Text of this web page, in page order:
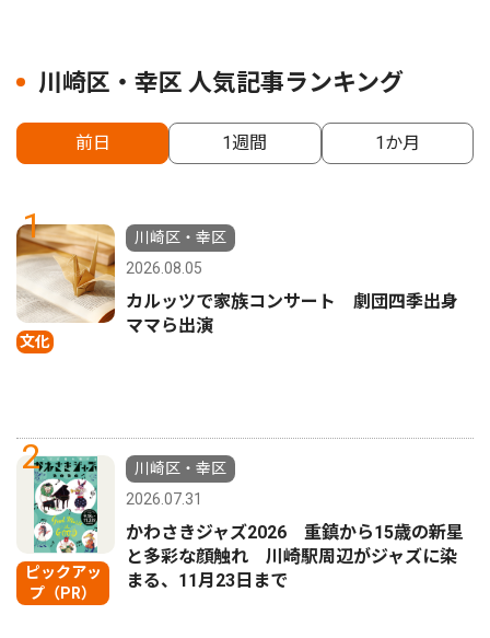
川崎区・幸区 人気記事ランキング
前日 1週間 1か月
1
文化
川崎区・幸区
2026.08.05
カルッツで家族コンサート 劇団四季出身
ママら出演
2
ピックアッ
プ（PR）
川崎区・幸区
2026.07.31
かわさきジャズ2026 重鎮から15歳の新星
と多彩な顔触れ 川崎駅周辺がジャズに染
まる、11月23日まで